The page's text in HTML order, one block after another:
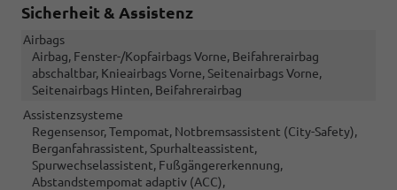
Sicherheit & Assistenz
Airbags
Airbag, Fenster-/Kopfairbags Vorne, Beifahrerairbag
abschaltbar, Knieairbags Vorne, Seitenairbags Vorne,
Seitenairbags Hinten, Beifahrerairbag
Assistenzsysteme
Regensensor, Tempomat, Notbremsassistent (City-Safety),
Berganfahrassistent, Spurhalteassistent,
Spurwechselassistent, Fußgängererkennung,
Abstandstempomat adaptiv (ACC),